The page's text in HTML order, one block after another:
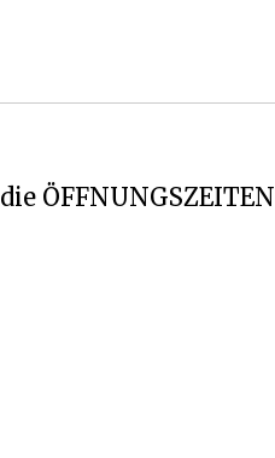
die ÖFFNUNGSZEITEN